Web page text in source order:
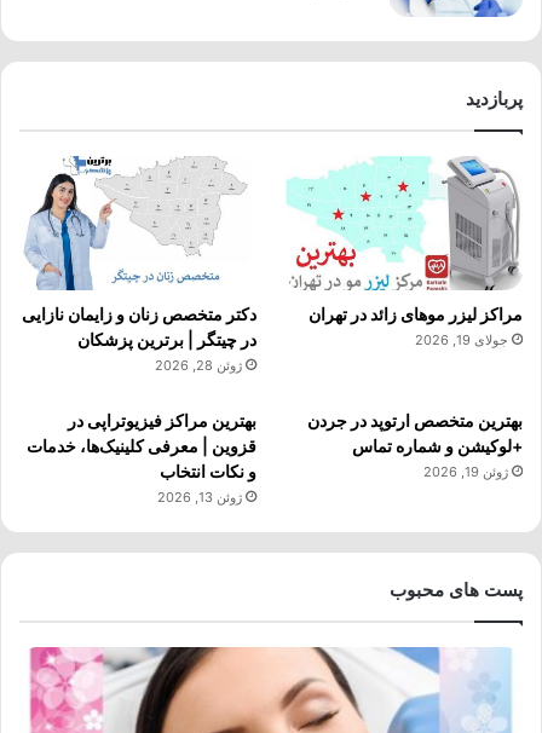
پربازدید
مراکز لیزر موهای زائد در تهران
جولای 19, 2026
دکتر متخصص زنان و زایمان نازایی
در چیتگر | برترین پزشکان
ژوئن 28, 2026
بهترین متخصص ارتوپد در جردن
+لوکیشن و شماره تماس
ژوئن 19, 2026
بهترین مراکز فیزیوتراپی در
قزوین | معرفی کلینیک‌ها، خدمات
و نکات انتخاب
ژوئن 13, 2026
پست های محبوب